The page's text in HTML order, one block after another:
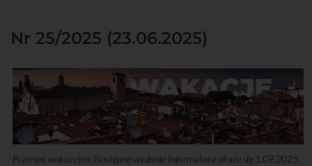
Nr 25/2025 (23.06.2025)
Przerwa wakacyjna. Następne wydanie Informatora ukaże się 1.09.2025.